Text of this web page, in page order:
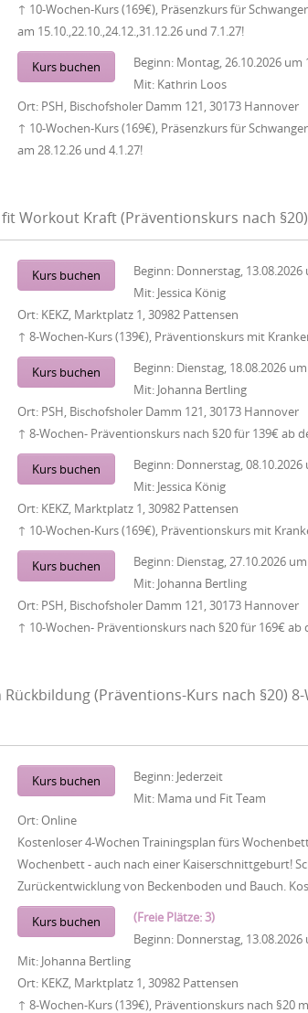
↑ 10-Wochen-Kurs (169€), Präsenzkurs für
am 15.10.,22.10.,24.12.,31.12.26 und 7.1.27!
Kurs buchen Beginn: Montag, 26.10.2026 um
Mit: Kathrin Loos
Ort: PSH, Bischofsholer Damm 121, 30173 Hannover
↑ 10-Wochen-Kurs (169€), Präsenzkurs für
am 28.12.26 und 4.1.27!
Workout Kraft (Präventionskurs nach
Kurs buchen Beginn: Donnerstag, 13.08.2026
Mit: Jessica König
Ort: KEKZ, Marktplatz 1, 30982 Pattensen
↑ 8-Wochen-Kurs (139€), Präventionskurs mit
Kurs buchen Beginn: Dienstag, 18.08.2026 um
Mit: Johanna Bertling
Ort: PSH, Bischofsholer Damm 121, 30173 Hannover
↑ 8-Wochen- Präventionskurs nach §20 für 139€ ab
Kurs buchen Beginn: Donnerstag, 08.10.2026
Mit: Jessica König
Ort: KEKZ, Marktplatz 1, 30982 Pattensen
↑ 10-Wochen-Kurs (169€), Präventionskurs mit
Kurs buchen Beginn: Dienstag, 27.10.2026 um
Mit: Johanna Bertling
Ort: PSH, Bischofsholer Damm 121, 30173 Hannover
↑ 10-Wochen- Präventionskurs nach §20 für 169€ ab
(Präventions-Kurs nach §20) 8-
Kurs buchen Beginn: Jederzeit
Mit: Mama und Fit Team
Ort:Online
Kostenloser 4-Wochen Trainingsplan fürs
Wochenbett - auch nach einer Kaiserschnittgeburt!
Zurückentwicklung von Beckenboden und Bauch.
Kurs buchen
(Freie Plätze: 3)
Beginn: Donnerstag, 13.08.2026
Mit: Johanna Bertling
Ort: KEKZ, Marktplatz 1, 30982 Pattensen
↑ 8-Wochen-Kurs (139€), Präventionskurs nach §20